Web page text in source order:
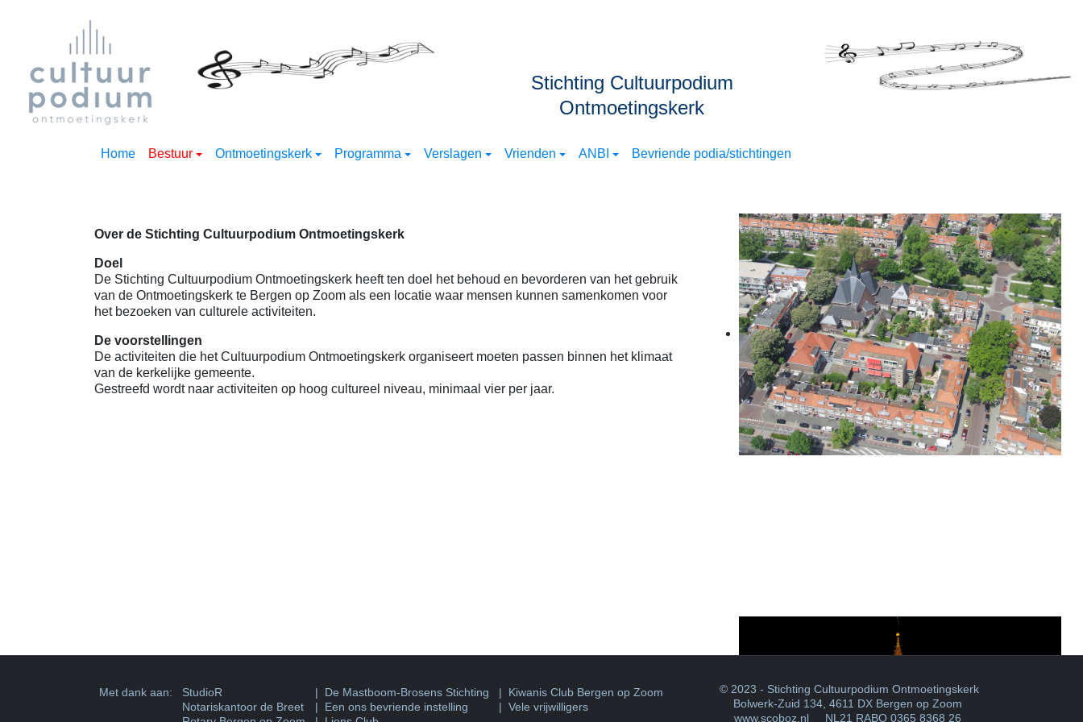
Stichting Cultuurpodium
Ontmoetingskerk
Home Bestuur Ontmoetingskerk Programma Verslagen Vrienden ANBI Bevriende podia/stichtingen
Over de Stichting Cultuurpodium Ontmoetingskerk
Doel
De Stichting Cultuurpodium Ontmoetingskerk heeft ten doel het behoud en bevorderen van het gebruik
van de Ontmoetingskerk te Bergen op Zoom als een locatie waar mensen kunnen samenkomen voor
het bezoeken van culturele activiteiten.
De voorstellingen
De activiteiten die het Cultuurpodium Ontmoetingskerk organiseert moeten passen binnen het klimaat
van de kerkelijke gemeente.
Gestreefd wordt naar activiteiten op hoog cultureel niveau, minimaal vier per jaar.
Met dank aan:
StudioR
Notariskantoor de Breet
| De Mastboom-Brosens Stichting
| Een ons bevriende instelling
| Kiwanis Club Bergen op Zoom
| Vele vrijwilligers
© 2023 - Stichting Cultuurpodium Ontmoetingskerk
Bolwerk-Zuid 134 4611 DX Bergen op Zoom
www.scoboz.nl NL21 RABO 0365 8368 26